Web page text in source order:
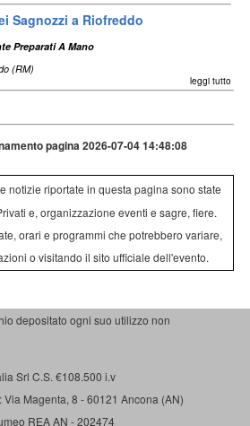
Sagnozzi a Riofreddo
Preparati A Mano
(RM)
leggi tutto
pagina 2026-07-04 14:48:08
notizie riportate in questa pagina sono state
e, organizzazione eventi e sagre, fiere.
orari e programmi che potrebbero variare,
o visitando il sito ufficiale dell'evento.
depositato ogni suo utilizzo non
Srl C.S. €108.500 i.v
Magenta, 8 - 60121 Ancona (AN)
REA AN - 202474